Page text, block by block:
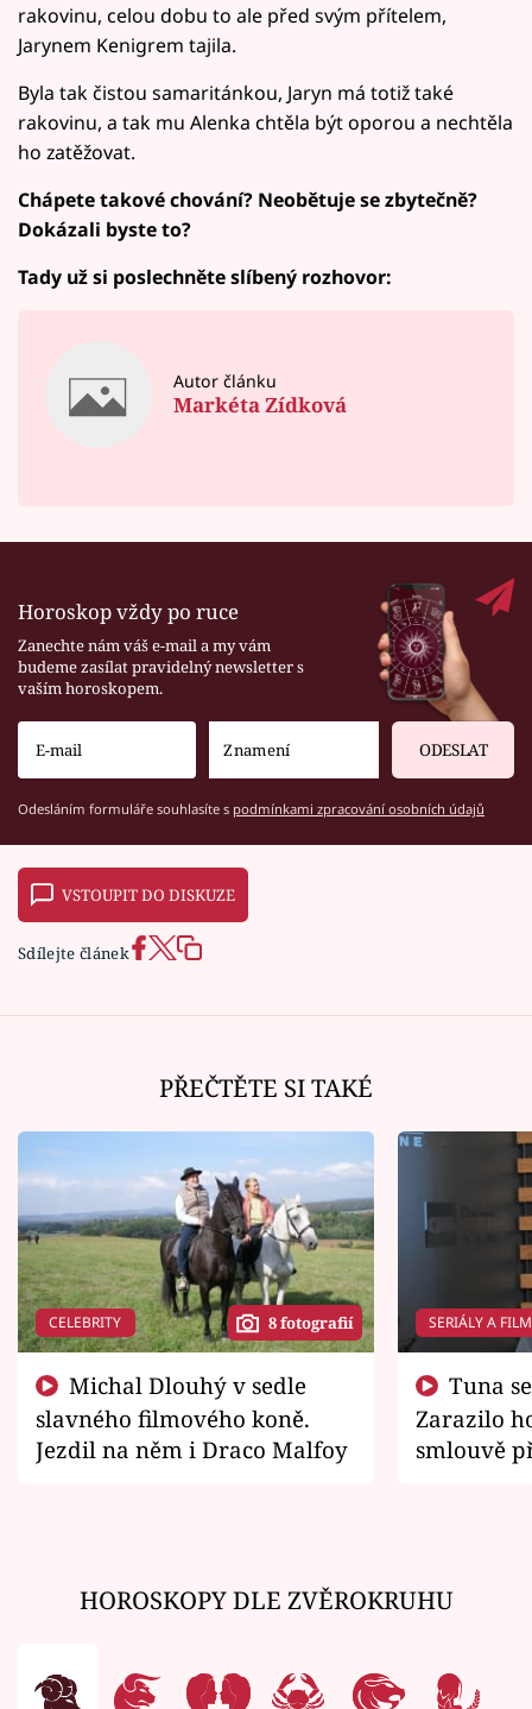
rakovinu, celou dobu to ale před svým přítelem,
Jarynem Kenigrem tajila.
Byla tak čistou samaritánkou, Jaryn má totiž také
rakovinu, a tak mu Alenka chtěla být oporou a nechtěla
ho zatěžovat.
Chápete takové chování? Neobětuje se zbytečně?
Dokázali byste to?
Tady už si poslechněte slíbený rozhovor:
Autor článku
Markéta Zídková
Horoskop vždy po ruce
Zanechte nám váš e-mail a my vám
budeme zasílat pravidelný newsletter s
vaším horoskopem.
ODESLAT
Odesláním formuláře souhlasíte s podmínkami zpracování osobních údajů
VSTOUPIT DO DISKUZE
Sdílejte článek
PŘEČTĚTE SI TAKÉ
CELEBRITY 8 fotografií
slavného filmového koně.
Jezdil na něm i Draco Malfoy
SERIÁLY A
Zarazilo
smlouvě
HOROSKOPY DLE ZVĚROKRUHU